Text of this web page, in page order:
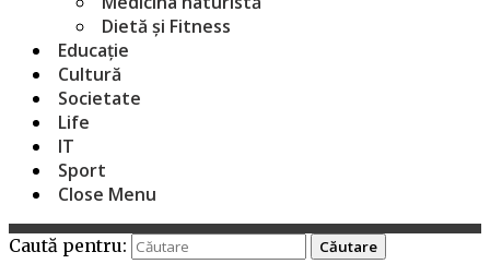
Dietă și Fitness
Educație
Cultură
Societate
Life
IT
Sport
Close Menu
Caută pentru: